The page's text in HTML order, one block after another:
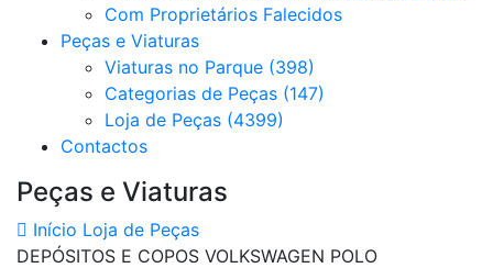
Com Proprietários Falecidos
Peças e Viaturas
Viaturas no Parque (398)
Categorias de Peças (147)
Loja de Peças (4399)
Contactos
Peças e Viaturas
Início Loja de Peças
DEPÓSITOS E COPOS VOLKSWAGEN POLO